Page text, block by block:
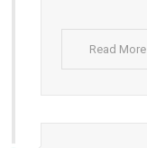
Read More